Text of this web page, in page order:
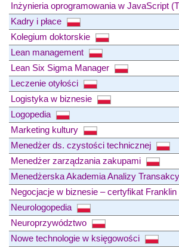
Inżynieria oprogramowania w JavaScript
Kadry i płace
Kolegium doktorskie
Lean management
Lean Six Sigma Manager
Leczenie otyłości
Logistyka w biznesie
Logopedia
Marketing kultury
Menedżer ds. czystości technicznej
Menedżer zarządzania zakupami
Menedżerska Akademia Analizy
Negocjacje w biznesie – certyfikat
Neurologopedia
Neuroprzywództwo
Nowe technologie w księgowości